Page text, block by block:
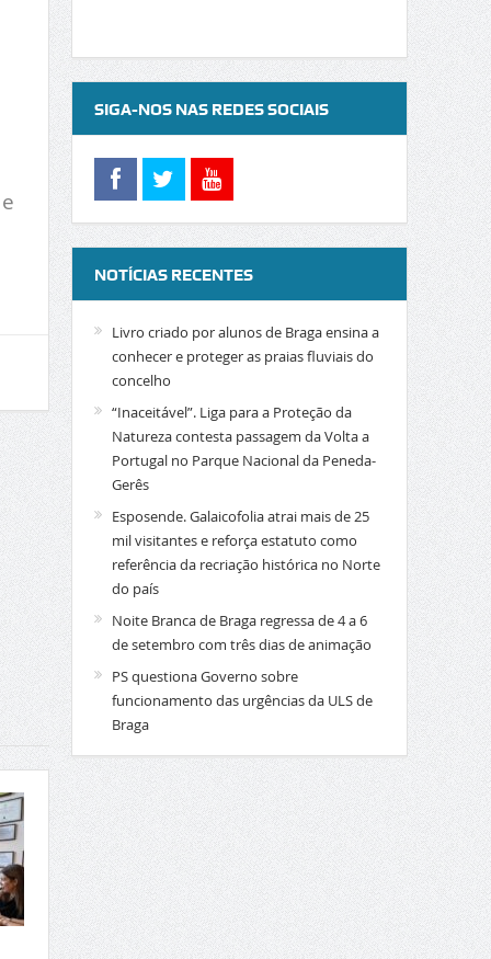
SIGA-NOS NAS REDES SOCIAIS
NOTÍCIAS RECENTES
Livro criado por alunos de Braga ensina a
conhecer e proteger as praias fluviais do
concelho
“Inaceitável”. Liga para a Proteção da
Natureza contesta passagem da Volta a
Portugal no Parque Nacional da Peneda-
Gerês
Esposende. Galaicofolia atrai mais de 25
mil visitantes e reforça estatuto como
referência da recriação histórica no Norte
do país
Noite Branca de Braga regressa de 4 a 6
de setembro com três dias de animação
PS questiona Governo sobre
funcionamento das urgências da ULS de
Braga